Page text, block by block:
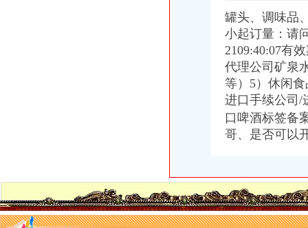
罐头、调味品
小起订量：请
2109:40:07有
代理公司矿泉
等）5）休闲
进口手续公司/
口啤酒标签备
哥、是否可以